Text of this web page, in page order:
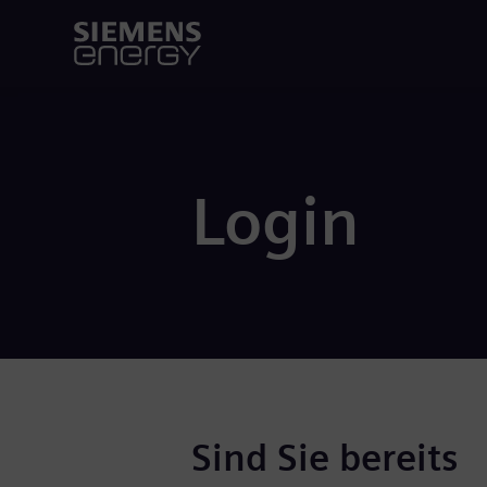
Login
Sind Sie bereits